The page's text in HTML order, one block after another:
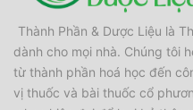
Thành Phần & Dược Liệu là
dành cho mọi nhà. Chúng tôi
từ thành phần hoá học đến
vị thuốc và bài thuốc cổ